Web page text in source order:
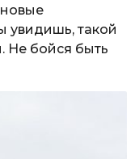
увидишь, такой
Не бойся быть